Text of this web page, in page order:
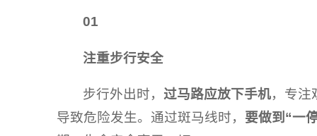
01
注重步行安全
步行外出时，过马路应放下手机，专注
导致危险发生。通过斑马线时， 要做到“一